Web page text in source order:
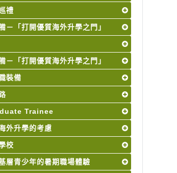
禮
－「打開優質海外升學之門」
－「打開優質海外升學之門」
裝備
Trainee
外升學的考慮
校
層青少年的暑期職場體驗